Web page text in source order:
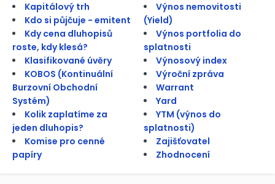
Kapitálový trh
Kdo si půjčuje - emitent
Kdy cena dluhopisů
roste, kdy klesá?
Klasifikované úvěry
KOBOS (Kontinuální
Burzovní Obchodní
Systém)
Kolik zaplatíme za
jeden dluhopis?
Komise pro cenné
papíry
Výnos nemovitosti
(Yield)
Výnos portfolia do
splatnosti
Výnosový index
Výroční zpráva
Warrant
Yard
YTM (výnos do
splatnosti)
Zajišťovatel
Zhodnocení